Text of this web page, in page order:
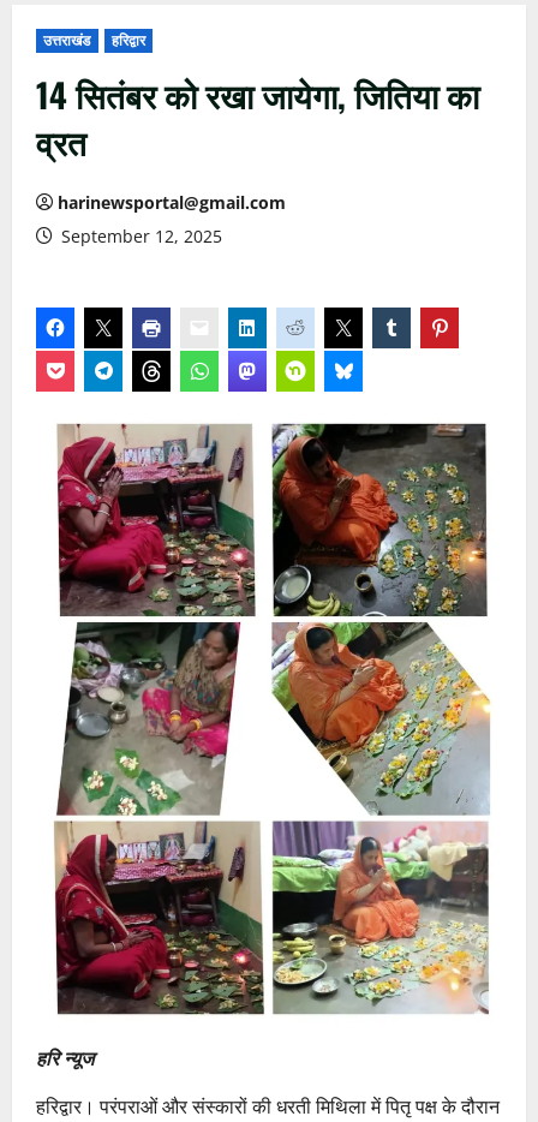
उत्तराखंड हरिद्वार
14 सितंबर को रखा जायेगा, जितिया का
व्रत
harinewsportal@gmail.com
September 12, 2025
हरि न्यूज
हरिद्वार। परंपराओं और संस्कारों की धरती मिथिला में पितृ पक्ष के दौरान